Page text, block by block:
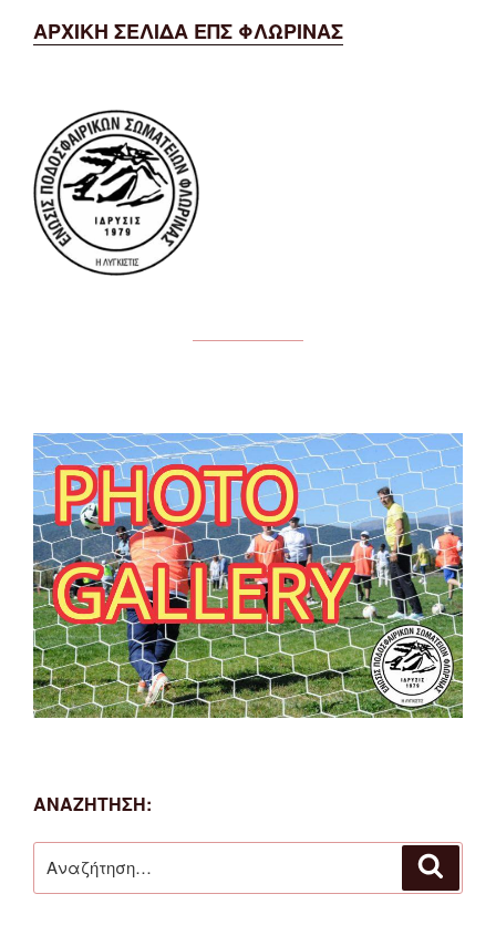
ΑΡΧΙΚΗ ΣΕΛΙΔΑ ΕΠΣ ΦΛΩΡΙΝΑΣ
ΑΝΑΖΗΤΗΣΗ:
για: